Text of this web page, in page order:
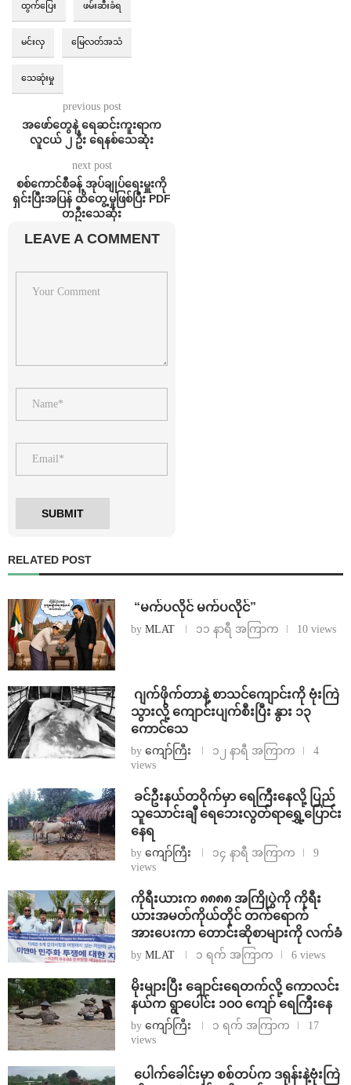
ထွက်ပြေး ဖမ်းဆီးခံရ
မင်းလှ မြေလတ်အသံ
သေဆုံးမှု
previous post
အဖော်တွေနဲ့ ရေဆင်းကူးရာက
လူငယ် ၂ ဦး ရေနစ်သေဆုံး
next post
စစ်ကောင်စီခန့် အုပ်ချုပ်ရေးမှူးကို
ရှင်းပြီးအပြန် ထိတွေ့မှုဖြစ်ပြီး PDF
တဦးသေဆုံး
LEAVE A COMMENT
RELATED POST
⁨ ⁨“မက်ပလိုင် မက်ပလိုင်”
by MLAT ၁၁ နာရီ အကြာက 10 views
⁨⁩ ⁨ဂျက်ဖိုက်တာနဲ့ စာသင်ကျောင်းကို ဗုံးကြဲ
သွားလို့ ကျောင်းပျက်စီးပြီး နွား ၁၃
ကောင်သေ
by ကျော်ကြီး ၁၂ နာရီ အကြာက
4
views
⁩ ⁨ခင်ဦးနယ်တဝိုက်မှာ ရေကြီးနေလို့ ပြည်
သူသောင်းချီ ရေဘေးလွတ်ရာရွှေ့ပြောင်း
နေရ
by ကျော်ကြီး ၁၄ နာရီ အကြာက
9
views
ကိုရီးယားက ၈၈၈၈ အကြိုပွဲကို ကိုရီး
ယားအမတ်ကိုယ်တိုင် တက်ရောက်
အားပေးကာ တောင်းဆိုစာများကို လက်ခံ
by MLAT ၁ ရက် အကြာက 6 views
⁨မိုးများပြီး ချောင်းရေတက်လို့ ကောလင်း
နယ်က ရွာပေါင်း ၁၀၀ ကျော် ရေကြီးနေ
by ကျော်ကြီး ၁ ရက် အကြာက
17
views
⁩ ⁨ပေါက်ခေါင်းမှာ စစ်တပ်က ဒရုန်းနဲ့ဗုံးကြဲ